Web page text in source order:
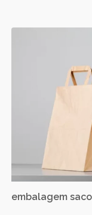
embalagem